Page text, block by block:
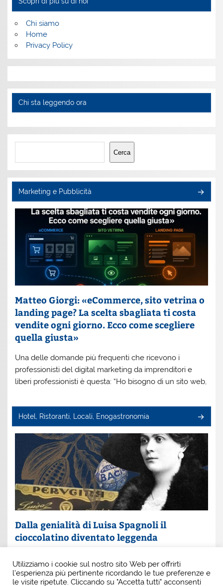
Chi siamo
Home
Privacy Policy
Chi sta leggendo ora
Cerca
Cerca
Marketing e Pubblicità
Matteo Giorgi: «eCommerce, sito vetrina o
landing page? La scelta sbagliata ti costa
vendite ogni giorno. Ecco come scegliere
quella giusta»
Una delle domande più frequenti che ricevono i
professionisti del digital marketing da imprenditori e
liberi professionisti è questa: “Ho bisogno di un sito web,
Hotel, Ristoranti, Locali, Enogastronomia
Dalla genialità di Luisa Spagnoli il
cioccolatino diventato leggenda
Spagnoli. È lei la donna che, con intuito e coraggio, ha
scritto una pagina indimenticabile della
Utilizziamo i cookie sul nostro sito Web per offrirti
l'esperienza più pertinente ricordando le tue preferenze e
le visite ripetute. Cliccando su "Accetta tutti" acconsenti